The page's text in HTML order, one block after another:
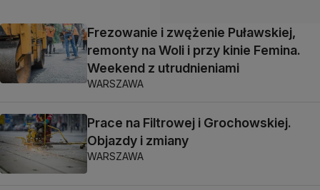
Frezowanie i zwężenie Puławskiej,
remonty na Woli i przy kinie Femina.
Weekend z utrudnieniami
WARSZAWA
Prace na Filtrowej i Grochowskiej.
Objazdy i zmiany
WARSZAWA